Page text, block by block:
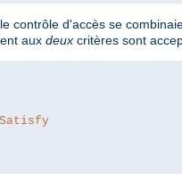
contrôle d'accès se
aux deux critères sont